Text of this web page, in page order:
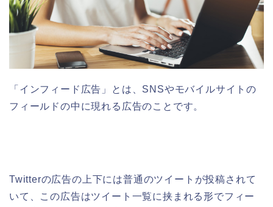
「インフィード広告」とは、SNSやモバイルサイトの
フィールドの中に現れる広告のことです。
Twitterの広告の上下には普通のツイートが投稿されて
いて、この広告はツイート一覧に挟まれる形でフィー